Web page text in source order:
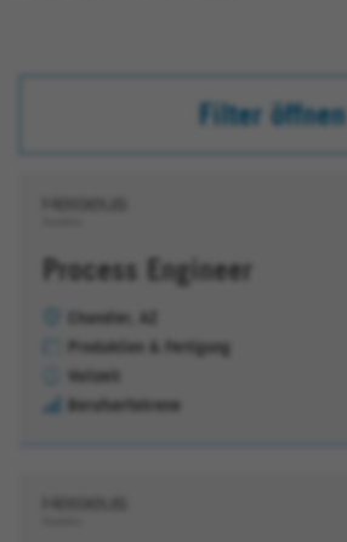
Filter öffnen
Process Engineer
Chandler, AZ
Produktion & Fertigung
Vollzeit
Berufserfahrene